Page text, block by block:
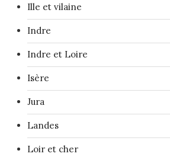
Ille et vilaine
Indre
Indre et Loire
Isère
Jura
Landes
Loir et cher